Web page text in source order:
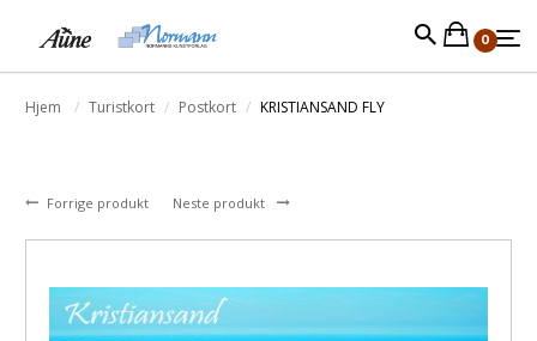
0
Hjem Turistkort Postkort KRISTIANSAND FLY
Forrige produkt Neste produkt